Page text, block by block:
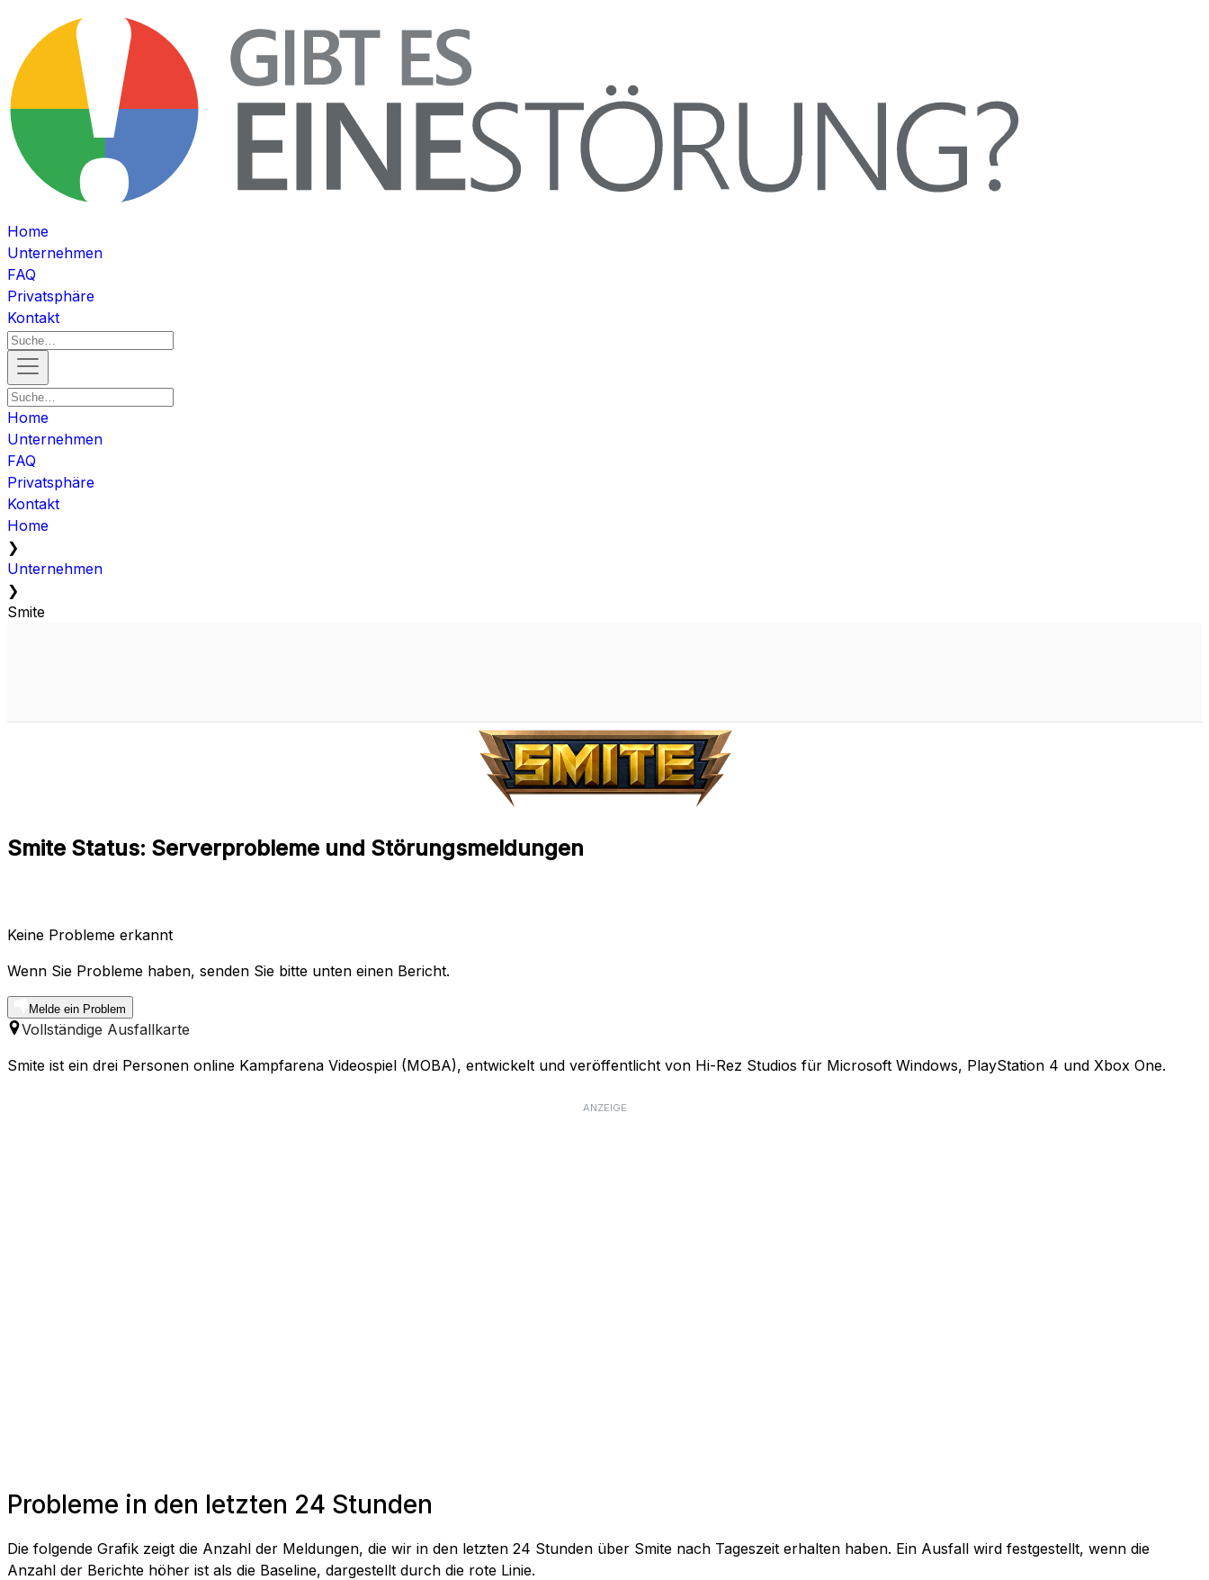
Home
Unternehmen
FAQ
Privatsphäre
Kontakt
Home
Unternehmen
FAQ
Privatsphäre
Kontakt
Home
❯
Unternehmen
❯
Smite
Smite Status: Serverprobleme und Störungsmeldungen
Keine Probleme erkannt
Wenn Sie Probleme haben, senden Sie bitte unten einen Bericht.
Melde ein Problem
Vollständige Ausfallkarte
Smite ist ein drei Personen online Kampfarena Videospiel (MOBA), entwickelt und veröffentlicht von Hi-Rez Studios für Microsoft Windows, PlayStation 4 und Xbox One.
ANZEIGE
Probleme in den letzten 24 Stunden
Die folgende Grafik zeigt die Anzahl der Meldungen, die wir in den letzten 24 Stunden über Smite nach Tageszeit erhalten haben. Ein Ausfall wird festgestellt, wenn die
Anzahl der Berichte höher ist als die Baseline, dargestellt durch die rote Linie.